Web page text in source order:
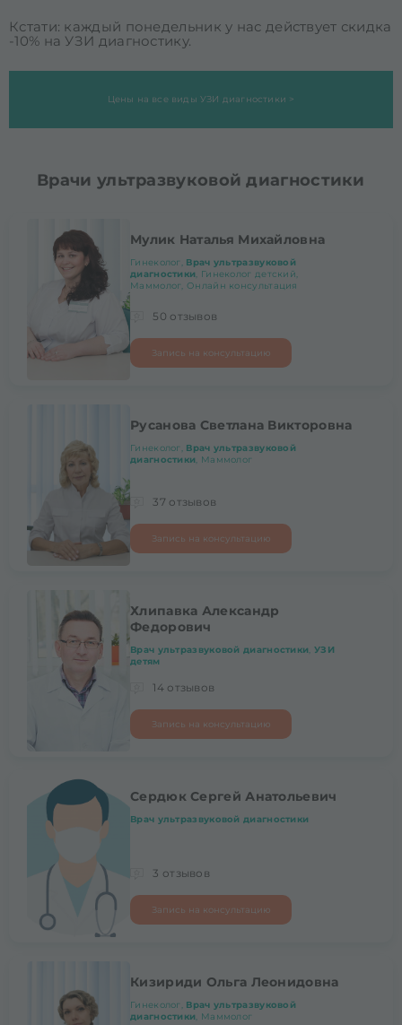
Кстати: каждый понедельник у нас действует скидка
-10% на УЗИ диагностику.
Цены на все виды УЗИ диагностики >
Врачи ультразвуковой диагностики
Мулик Наталья Михайловна
Гинеколог, Врач ультразвуковой
диагностики, Гинеколог детский,
Маммолог, Онлайн консультация
50 отзывов
Запись на консультацию
Русанова Светлана Викторовна
Гинеколог, Врач ультразвуковой
диагностики, Маммолог
37 отзывов
Запись на консультацию
Хлипавка Александр
Федорович
Врач ультразвуковой диагностики, УЗИ
детям
14 отзывов
Запись на консультацию
Сердюк Сергей Анатольевич
Врач ультразвуковой диагностики
3 отзывов
Запись на консультацию
Кизириди Ольга Леонидовна
Гинеколог, Врач ультразвуковой
диагностики, Маммолог